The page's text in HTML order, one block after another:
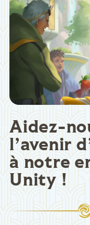
Aidez-
l’avenir
à notre
Unity !